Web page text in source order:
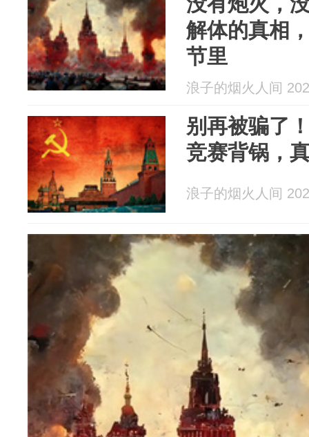
解体的真相
节里
浪子的烟火人间
别再被骗了
竞赛背锅，
浪子的烟火人间